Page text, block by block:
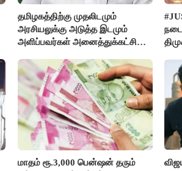
தமிழகத்திற்கு முதலிடமும்
அரசியலுக்கு அடுத்த இடமும்
அளிப்பவர்கள் அனைத்துக்கட்சி
- மாணிக்கம் தாகூர்..!!
மாதம் ரூ.3,000 பென்ஷன் தரும்